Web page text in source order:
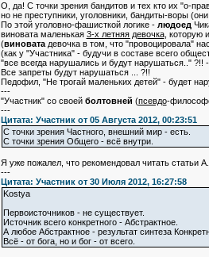
О, да! С точки зрения бандитов и тех кто их "о-
но не преступники, уголовники, бандиты-воры
По этой уголовно-фашисткой логике - людоед
виновата маленькая 3-х летняя девочка, которую
(виноватадевочка в том, что "провоцировала"
(как у "Участника" - будучи в составе всего
"все всегда нарушались и будут нарушаться.." ?!!
Все запреты будут нарушаться ... ?!!
Педофил, "Не трогай маленьких детей" - будет
---
"Участник" со своей болтовней (псевдо-
---
Цитата: Участник от 05 Августа 2012, 00:23:51
С точки зрения Частного, внешний мир - есть.
С точки зрения Общего - всё внутри.
Я уже пожалел, что рекомендовал читать статьи
---
Цитата: Участник от 30 Июля 2012, 16:27:58
Kostya
Первоисточников - не существует.
Источник всего конкретного - Абстрактное.
А любое Абстрактное - результат синтеза
Всё - от бога, но и бог - от всего.